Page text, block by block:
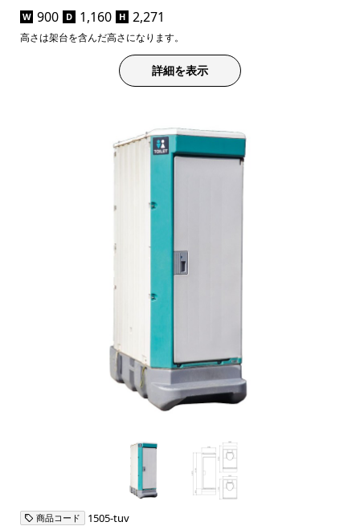
W 900 D 1,160 H 2,271
高さは架台を含んだ高さになります。
詳細を表示
商品コード 1505-tuv